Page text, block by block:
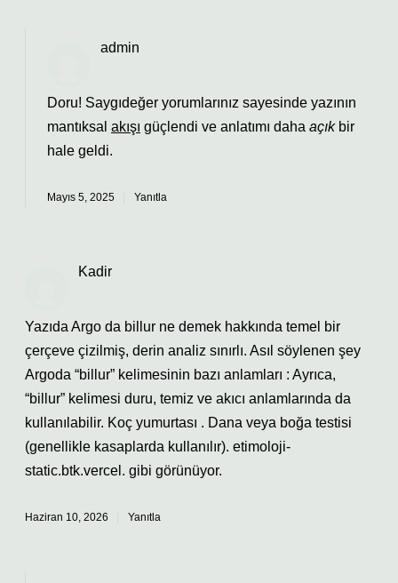
admin
Doru! Saygıdeğer yorumlarınız sayesinde yazının
mantıksal akışı güçlendi ve anlatımı daha açıkbir
hale geldi.
Mayıs 5, 2025 Yanıtla
Kadir
Yazıda Argo da billur ne demek hakkında temel bir
çerçeve çizilmiş, derin analiz sınırlı. Asıl söylenen şey
Argoda “billur” kelimesinin bazı anlamları : Ayrıca,
“billur” kelimesi duru, temiz ve akıcı anlamlarında da
kullanılabilir. Koç yumurtası . Dana veya boğa testisi
(genellikle kasaplarda kullanılır). etimoloji-
static.btk.vercel. gibi görünüyor.
Haziran 10, 2026 Yanıtla